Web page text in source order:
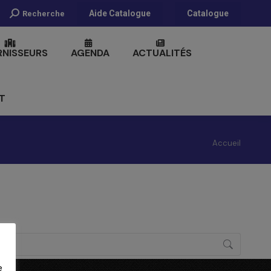
Recherche
Recherche Aide Catalogue Catalogue
AGENDA ACTUALITÉS
Vous êtes ici
Accueil